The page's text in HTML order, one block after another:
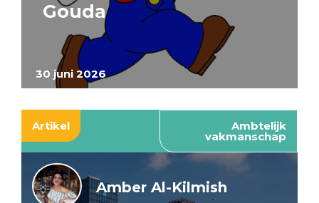
30 juni 2026
Gouda
Artikel Ambtelijk
vakmanschap
Amber Al-Kilmish